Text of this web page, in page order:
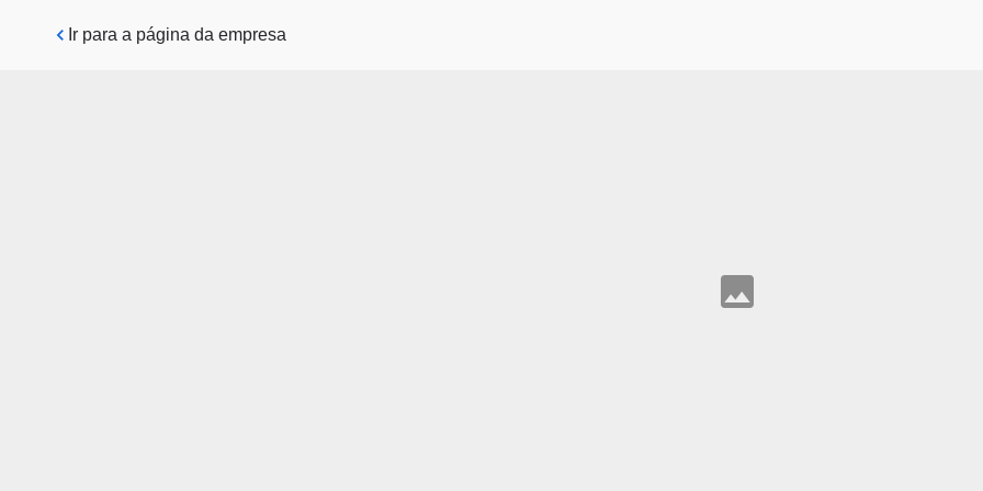
Pular para o conteúdo principal
Ir para a página da empresa